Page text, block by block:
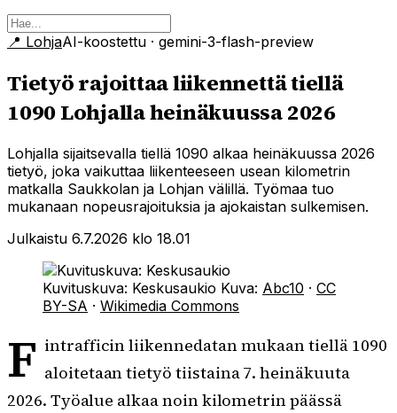
📍 LohjaAI-koostettu · gemini-3-flash-preview
Tietyö rajoittaa liikennettä tiellä
1090 Lohjalla heinäkuussa 2026
Lohjalla sijaitsevalla tiellä 1090 alkaa heinäkuussa 2026
tietyö, joka vaikuttaa liikenteeseen usean kilometrin
matkalla Saukkolan ja Lohjan välillä. Työmaa tuo
mukanaan nopeusrajoituksia ja ajokaistan sulkemisen.
Julkaistu 6.7.2026 klo 18.01
Kuvituskuva: Keskusaukio Kuva: Abc10 · CC
BY-SA · Wikimedia Commons
F intrafficin liikennedatan mukaan tiellä 1090
aloitetaan tietyö tiistaina 7. heinäkuuta
2026. Työalue alkaa noin kilometrin päässä